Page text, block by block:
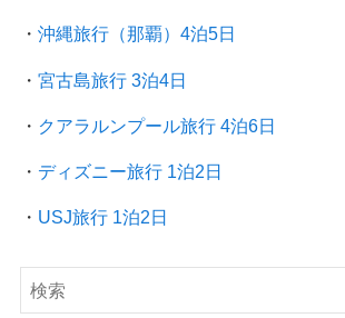
・ 沖縄旅行（那覇）4泊5日
・ 宮古島旅行 3泊4日
・ クアラルンプール旅行 4泊6日
・ ディズニー旅行 1泊2日
・ USJ旅行 1泊2日